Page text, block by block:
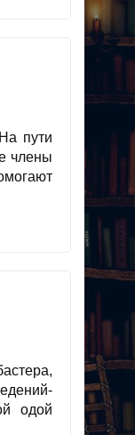
пути
члены
одой